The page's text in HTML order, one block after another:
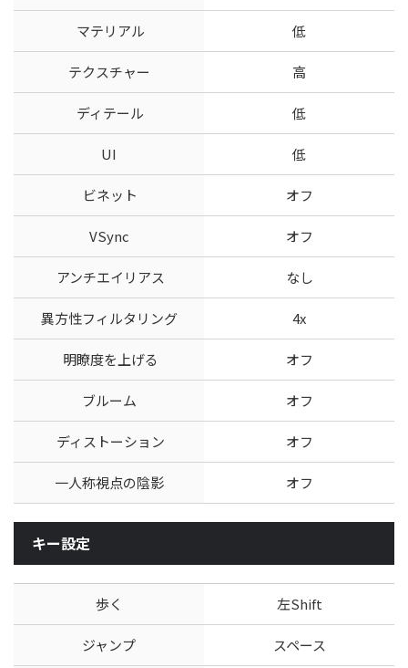
マテリアル 低
テクスチャー 高
ディテール 低
UI 低
ビネット オフ
VSync オフ
アンチエイリアス なし
異方性フィルタリング 4x
明瞭度を上げる オフ
ブルーム オフ
ディストーション オフ
一人称視点の陰影 オフ
キー設定
歩く 左Shift
ジャンプ スペース